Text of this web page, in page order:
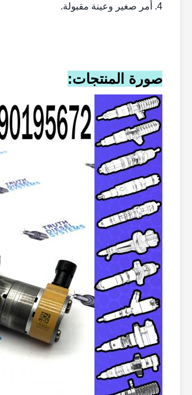
4. أمر صغير وعينة مقبولة.
صورة المنتجات: